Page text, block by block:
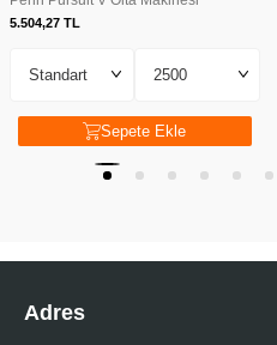
5.504,27 TL
Sepete Ekle
Adres